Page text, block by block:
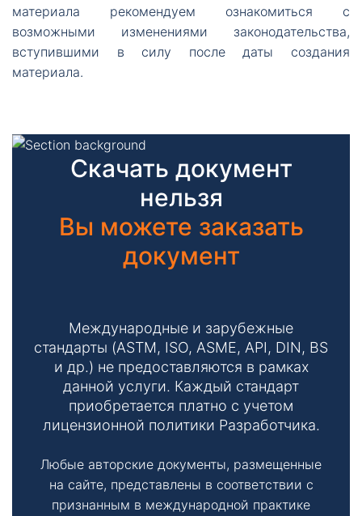
материала рекомендуем ознакомиться с
возможными изменениями законодательства,
вступившими в силу после даты создания
материала.
Скачать документ
нельзя
Вы можете заказать
документ
Международные и зарубежные
стандарты (ASTM, ISO, ASME, API, DIN, BS
и др.) не предоставляются в рамках
данной услуги. Каждый стандарт
приобретается платно с учетом
лицензионной политики Разработчика.
Любые авторские документы, размещенные
на сайте, представлены в соответствии с
признанным в международной практике